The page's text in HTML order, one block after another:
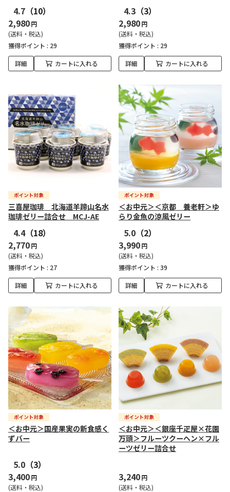
4.7 （10）
2,980円
(送料・税込)
獲得ポイント : 29
詳細 カートに入れる
4.3 （3）
2,980円
(送料・税込)
獲得ポイント : 29
詳細 カートに入れる
三喜屋珈琲 北海道羊蹄山名水
珈琲ゼリー詰合せ MCJ-AE
4.4（18）
2,770円
(送料・税込)
獲得ポイント : 27
詳細 カートに入れる
＜お中元＞＜京都 養老軒＞ゆ
らり金魚の涼風ゼリー
5.0 （2）
3,990円
(送料・税込)
獲得ポイント : 39
詳細 カートに入れる
＜お中元＞国産果実の新食感く
ずバー
5.0 （3）
3,400円
(送料・税込)
＜お中元＞＜銀座千疋屋×花園
万頭＞フルーツクーヘン×フル
ーツゼリー詰合せ
3,240円
(送料・税込)